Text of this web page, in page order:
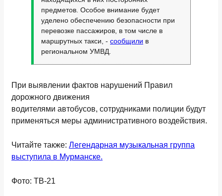
предметов. Особое внимание будет
уделено обеспечению безопасности при
перевозке пассажиров, в том числе в
маршрутных такси, - сообщили в
региональном УМВД.
При выявлении фактов нарушений Правил
дорожного движения
водителями автобусов, сотрудниками полиции будут
применяться меры административного воздействия.
Читайте также: Легендарная музыкальная группа
выступила в Мурманске.
Фото: ТВ-21